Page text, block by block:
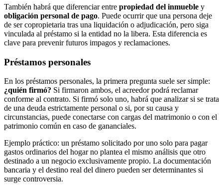
También habrá que diferenciar entre propiedad del inmueble y
obligación personal de pago. Puede ocurrir que una persona deje
de ser copropietaria tras una liquidación o adjudicación, pero siga
vinculada al préstamo si la entidad no la libera. Esta diferencia es
clave para prevenir futuros impagos y reclamaciones.
Préstamos personales
En los préstamos personales, la primera pregunta suele ser simple:
¿quién firmó? Si firmaron ambos, el acreedor podrá reclamar
conforme al contrato. Si firmó solo uno, habrá que analizar si se trata
de una deuda estrictamente personal o si, por su causa y
circunstancias, puede conectarse con cargas del matrimonio o con el
patrimonio común en caso de gananciales.
Ejemplo práctico: un préstamo solicitado por uno solo para pagar
gastos ordinarios del hogar no plantea el mismo análisis que otro
destinado a un negocio exclusivamente propio. La documentación
bancaria y el destino real del dinero pueden ser determinantes si
surge controversia.